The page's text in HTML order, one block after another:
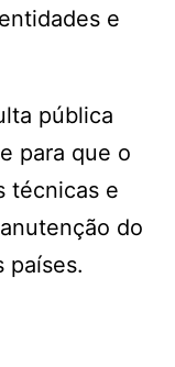
e
pública
para que o
técnicas e
do
países.